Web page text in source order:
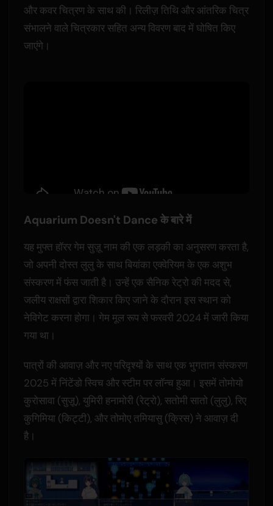
और कवर चित्रण के साथ की। रिलीज़ तिथि और आंतरिक चित्र
संभालने वाले चित्रकार सहित अन्य विवरण बाद में घोषित किए
जाएंगे।
Aquarium Doesn't Dance के बारे में
यह मुफ्त हॉरर गेम सुज़ू नाम की एक लड़की का अनुसरण करता है,
जो अपनी दोस्त लुलु के साथ बियांका एक्वेरियम के एक अशुभ
संस्करण में फंस जाती है। उन्हें एक सैनिक रेट्रो की मदद से,
जलीय राक्षसों द्वारा शिकार किए जाने के दौरान इस स्थान को
नेविगेट करना होगा। गेम मूल रूप से फरवरी 2024 में जारी किया
गया था।
पात्रों की आवाज़ और नए परिदृश्यों के साथ एक भुगतान संस्करण
2025 में निंटेंडो स्विच और स्टीम पर लॉन्च हुआ। इसमें तोमोयो
कुरोसावा (सुज़ू), युमिरी हनामोरी (रेट्रो), सतोमी सातो (लुलु), रिए
कुगिमिया (किट्टी), और तोमोए तमियासु (क्रिस) ने आवाज़ दी
है।